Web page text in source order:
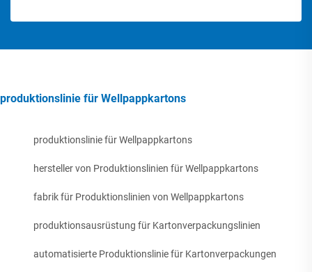
produktionslinie für Wellpappkartons
produktionslinie für Wellpappkartons
hersteller von Produktionslinien für Wellpappkartons
fabrik für Produktionslinien von Wellpappkartons
produktionsausrüstung für Kartonverpackungslinien
automatisierte Produktionslinie für Kartonverpackungen